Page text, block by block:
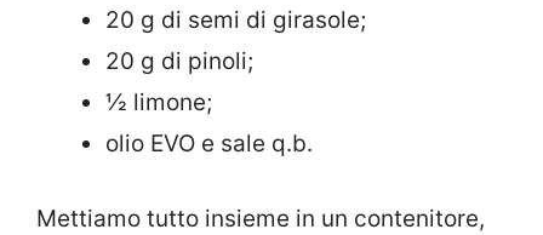
20 g di semi di girasole;
20 g di pinoli;
½ limone;
olio EVO e sale q.b.
Mettiamo tutto insieme in un contenitore,